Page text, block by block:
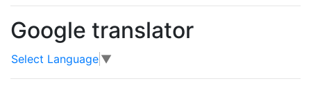
Google translator
Select Language ▼